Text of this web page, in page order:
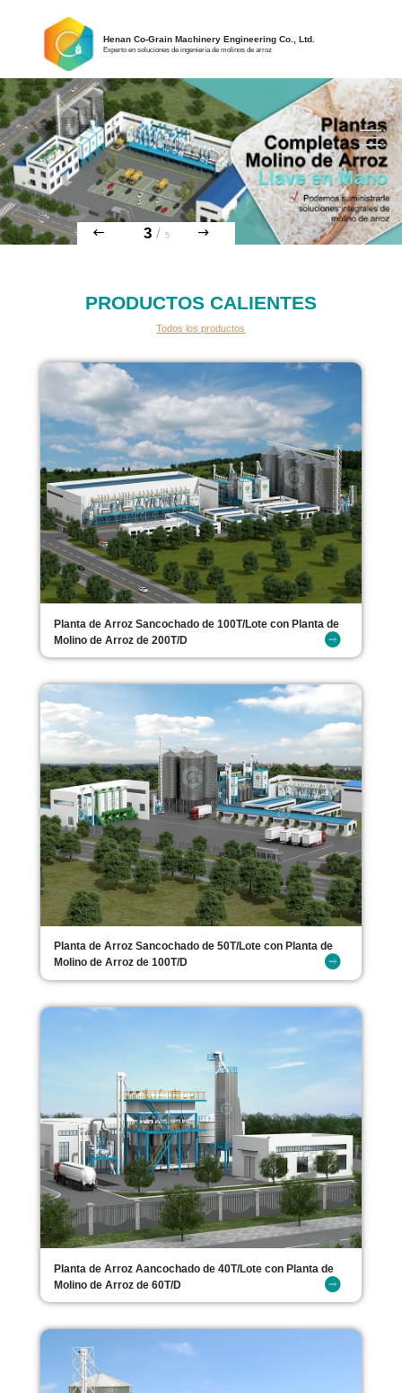
Henan Co-Grain Machinery Engineering Co., Ltd.
Experto en soluciones de ingeniería de molinos de arroz
3/ 5
PRODUCTOS CALIENTES
Todos los productos
Planta de Arroz Sancochado de 100T/Lote con Planta de
Molino de Arroz de 200T/D
Planta de Arroz Sancochado de 50T/Lote con Planta de
Molino de Arroz de 100T/D
Planta de Arroz Aancochado de 40T/Lote con Planta de
Molino de Arroz de 60T/D